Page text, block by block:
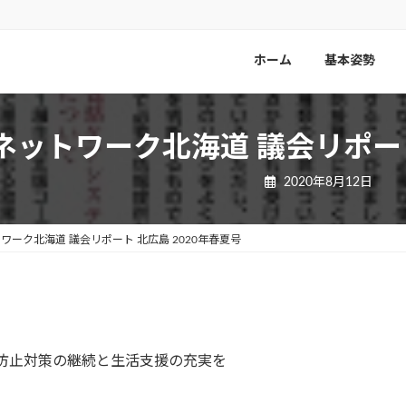
ホーム 基本姿勢
ットワーク北海道 議会リポ
2020年8月12日
ーク北海道 議会リポート 北広島 2020年春夏号
止対策の継続と生活支援の充実を